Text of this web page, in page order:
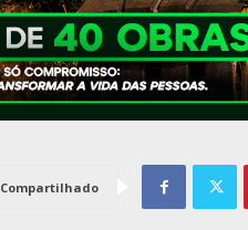
Compartilhado